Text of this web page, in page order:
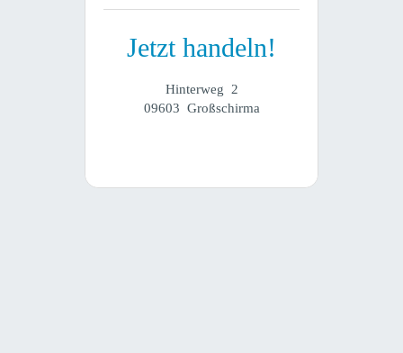
Jetzt handeln!
Hinterweg 2
09603 Großschirma